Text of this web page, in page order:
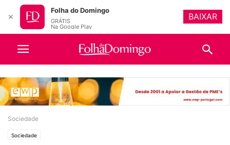
Sociedade
Sociedade
✕
Folha do Domingo
GRÁTIS
Na Google Play
BAIXAR